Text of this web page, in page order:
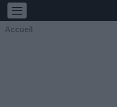
Accueil